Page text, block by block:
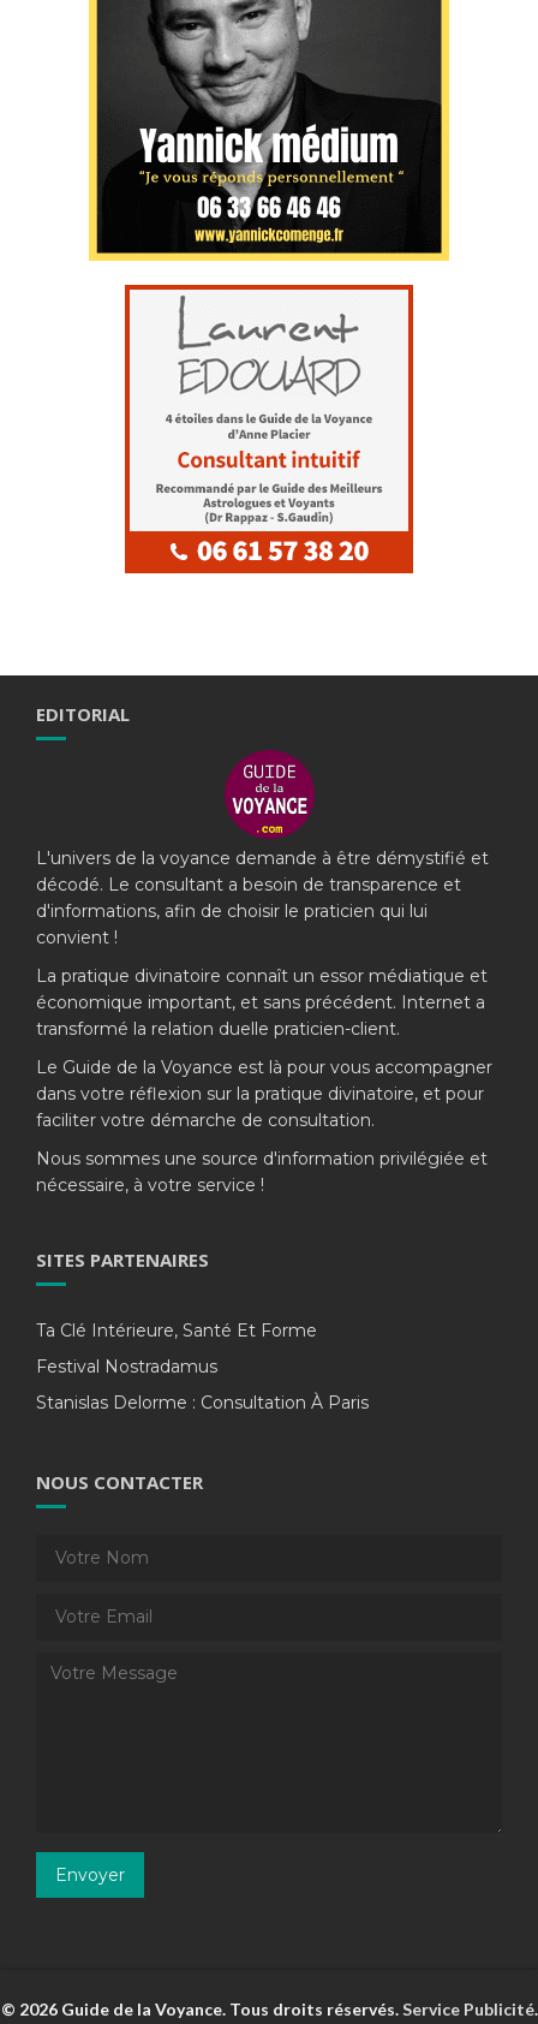
EDITORIAL
L'univers de la voyance demande à être démystifié et
décodé. Le consultant a besoin de transparence et
d'informations, afin de choisir le praticien qui lui
convient !
La pratique divinatoire connaît un essor médiatique et
économique important, et sans précédent. Internet a
transformé la relation duelle praticien-client.
Le Guide de la Voyance est là pour vous accompagner
dans votre réflexion sur la pratique divinatoire, et pour
faciliter votre démarche de consultation.
Nous sommes une source d'information privilégiée et
nécessaire, à votre service !
SITES PARTENAIRES
Ta Clé Intérieure, Santé Et Forme
Festival Nostradamus
Stanislas Delorme : Consultation À Paris
NOUS CONTACTER
© 2026 Guide de la Voyance. Tous droits réservés.Service Publicité.